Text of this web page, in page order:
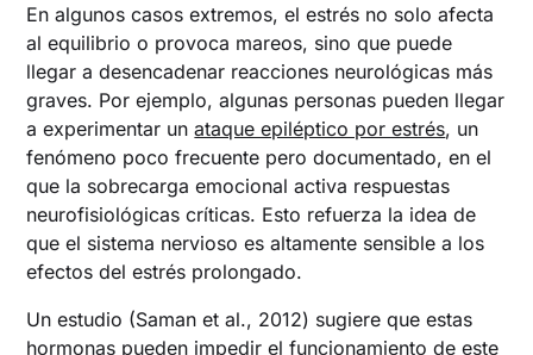
En algunos casos extremos, el estrés no solo afecta
al equilibrio o provoca mareos, sino que puede
llegar a desencadenar reacciones neurológicas más
graves. Por ejemplo, algunas personas pueden llegar
a experimentar unataque epiléptico por estrés, un
fenómeno poco frecuente pero documentado, en el
que la sobrecarga emocional activa respuestas
neurofisiológicas críticas. Esto refuerza la idea de
que el sistema nervioso es altamente sensible a los
efectos del estrés prolongado.
Un estudio (Saman et al., 2012) sugiere que estas
hormonas pueden impedir el funcionamiento de este